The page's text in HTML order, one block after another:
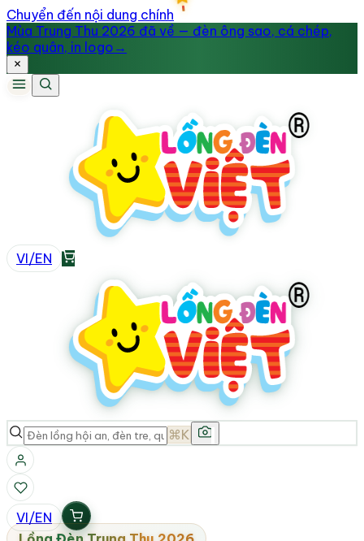
Chuyển đến nội dung chính
Mùa Trung Thu 2026 đã về — đèn ông sao, cá chép,
kéo quân, in logo →
VI/EN
⌘K
VI/EN